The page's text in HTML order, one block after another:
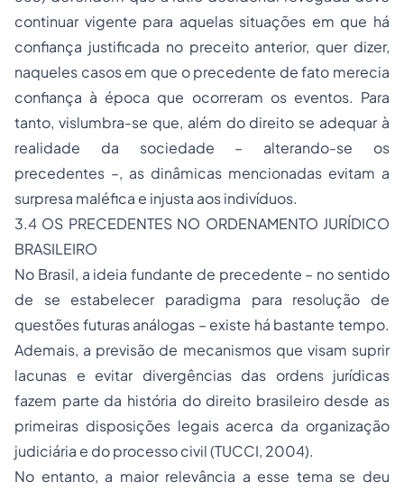
continuar vigente para aquelas situações em que há
confiança justificada no preceito anterior, quer dizer,
naqueles casos em que o precedente de fato merecia
confiança à época que ocorreram os eventos. Para
tanto, vislumbra-se que, além do direito se adequar à
realidade da sociedade – alterando-se os
precedentes –, as dinâmicas mencionadas evitam a
surpresa maléfica e injusta aos indivíduos.
3.4 OS PRECEDENTES NO ORDENAMENTO JURÍDICO
BRASILEIRO
No Brasil, a ideia fundante de precedente – no sentido
de se estabelecer paradigma para resolução de
questões futuras análogas – existe há bastante tempo.
Ademais, a previsão de mecanismos que visam suprir
lacunas e evitar divergências das ordens jurídicas
fazem parte da história do direito brasileiro desde as
primeiras disposições legais acerca da organização
judiciária e do processo civil (TUCCI, 2004).
No entanto, a maior relevância a esse tema se deu